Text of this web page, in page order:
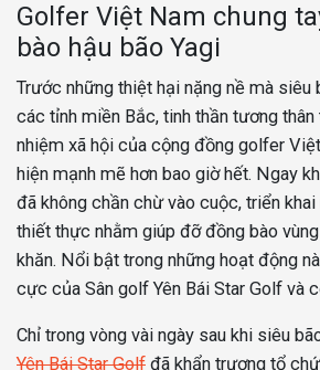
Golfer Việt Nam chung
bào hậu bão Yagi
Trước những thiệt hại nặng nề mà siêu
các tỉnh miền Bắc, tinh thần tương
nhiệm xã hội của cộng đồng golfer
hiện mạnh mẽ hơn bao giờ hết. Ngay
đã không chần chừ vào cuộc, triển
thiết thực nhằm giúp đỡ đồng bào
khăn. Nổi bật trong những hoạt động
cực của Sân golf Yên Bái Star Golf và
Chỉ trong vòng vài ngày sau khi siêu
Yên Bái Star Golf đã khẩn trương tổ